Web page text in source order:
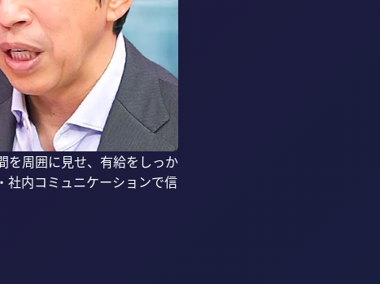
を周囲に見せ、有給をしっか
社内コミュニケーションで信